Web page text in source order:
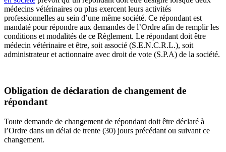
médecins vétérinaires ou plus exercent leurs activités
professionnelles au sein d’une même société. Ce répondant est
mandaté pour répondre aux demandes de l’Ordre afin de remplir les
conditions et modalités de ce Règlement. Le répondant doit être
médecin vétérinaire et être, soit associé (S.E.N.C.R.L.), soit
administrateur et actionnaire avec droit de vote (S.P.A) de la société.
Obligation de déclaration de changement de
répondant
Toute demande de changement de répondant doit être déclaré à
l’Ordre dans un délai de trente (30) jours précédant ou suivant ce
changement.